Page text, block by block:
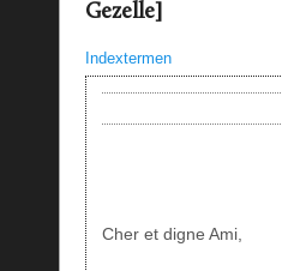
Gezelle]
Indextermen
Cher et digne Ami,